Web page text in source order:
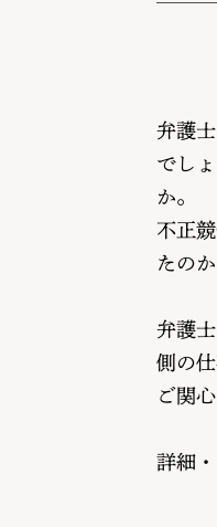
弁護
でし
か。
不正
たの
弁護
側の
ご関
詳細